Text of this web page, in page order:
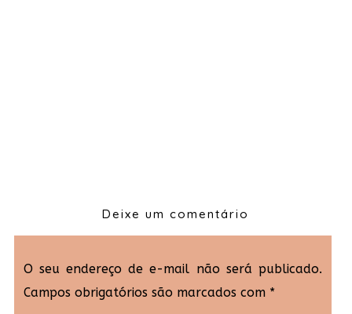
Deixe um comentário
O seu endereço de e-mail não será publicado.
Campos obrigatórios são marcados com *